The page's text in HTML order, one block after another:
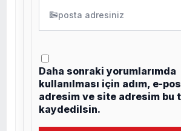
✉
Daha sonraki yorumlarımda
kullanılması için adım, e-
adresim ve site adresim bu
kaydedilsin.